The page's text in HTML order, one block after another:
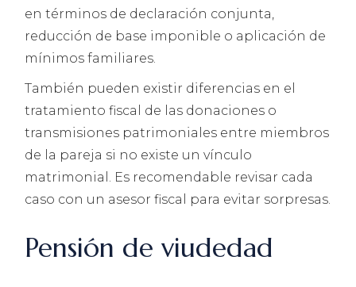
en términos de declaración conjunta,
reducción de base imponible o aplicación de
mínimos familiares.
También pueden existir diferencias en el
tratamiento fiscal de las donaciones o
transmisiones patrimoniales entre miembros
de la pareja si no existe un vínculo
matrimonial. Es recomendable revisar cada
caso con un asesor fiscal para evitar sorpresas.
Pensión de viudedad